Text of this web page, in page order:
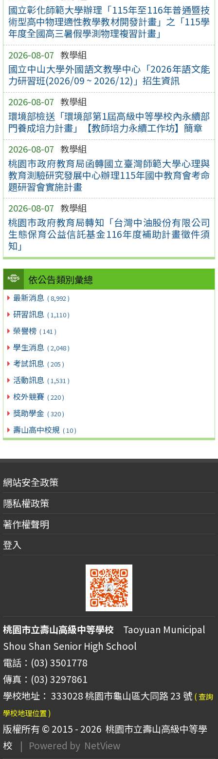
國立彰化師範大學辦理「115年至116年普通暨技
術型高中物理適性教學教材開發計畫」之「115學
年度全國高三暑假學測物理複習計畫」
2026-08-07 教學組
國立中山大學外國語文教學中心「2026年語文能
力研習班(2026/09 ~ 2026/12)」招生資訊
2026-08-07 教學組
環境部檢送「環境部第1屆高級中等學校內永續部
門養成培力計畫」【教師培力永續工作坊】簡章
2026-08-07 教學組
桃園市政府教育局函轉國立臺灣師範大學心理與
教育測驗研究發展中心辦理115年國中教育會考命
題研習會實施計畫
2026-08-07 教學組
桃園市政府教育局轉知「台灣中油股份有限公司
生態保育公益信託基金116年度補助計畫徵件須
知」
依公告類別彙總
最新消息 ( 8,992 )
研習訊息 ( 1,110 )
榮譽榜 ( 141 )
學生消息 ( 2,048 )
考試訊息 ( 205 )
活動訊息 ( 1,531 )
校外競賽 ( 220 )
獎助學金 ( 320 )
壽山高中校規 ( 10 )
網站安全政策
隱私權政策
著作權聲明
登入
桃園市立壽山高級中等學校 Taoyuan Municipal
Shou Shan Senior High School
電話：(03) 3501778
傳真：(03) 3297861
學校地址： 333028 桃園市龜山區大同路 23 號 ( 查詢
學校地理位置 )
版權所有 © 2015 - 2026 桃園市立壽山高級中等學
校
| Powered by NetView